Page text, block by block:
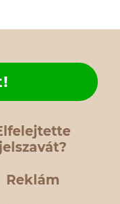
jelszavát?
Reklám